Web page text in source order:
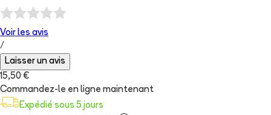
Voir les avis
/
Laisser un avis
15,50 €
Commandez-le en ligne maintenant
Expédié sous 5 jours